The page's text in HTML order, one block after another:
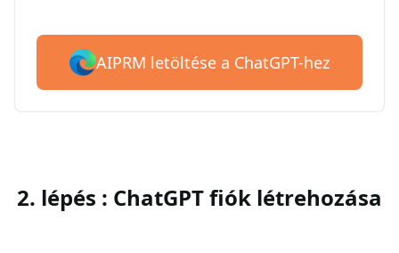
AIPRM letöltése a ChatGPT-hez
2. lépés : ChatGPT fiók létrehozása